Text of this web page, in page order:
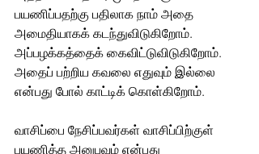
பயணிப்பதற்கு பதிலாக நாம் அதை
அமைதியாகக் கடந்துவிடுகிறோம்.
அப்பழக்கத்தைக் கைவிட்டுவிடுகிறோம்.
அதைப் பற்றிய கவலை எதுவும் இல்லை
என்பது போல் காட்டிக் கொள்கிறோம்.
வாசிப்பை நேசிப்பவர்கள் வாசிப்பிற்குள்
பயணித்த அனுபவம் என்பது